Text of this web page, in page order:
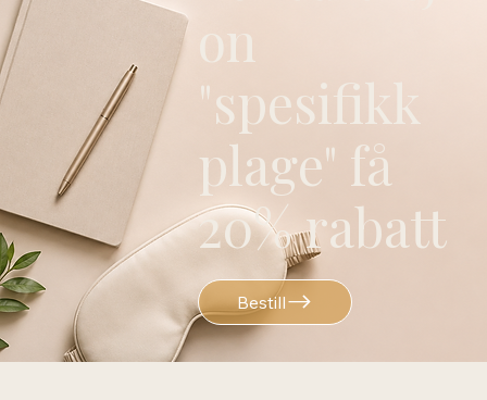
on
"spesifikk
plage" få
20% rabatt
Bestill